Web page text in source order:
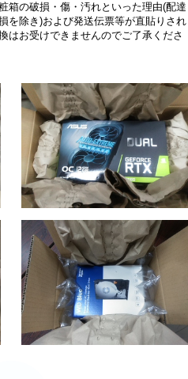
箱の破損・傷・汚れといった理由(配達
を除き)および発送伝票等が直貼りされ
はお受けできませんのでご了承くださ